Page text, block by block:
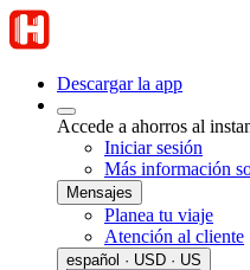
Descargar la app
Accede a ahorros al
Iniciar sesión
Más información
Mensajes
Planea tu viaje
Atención al cliente
español · USD · US